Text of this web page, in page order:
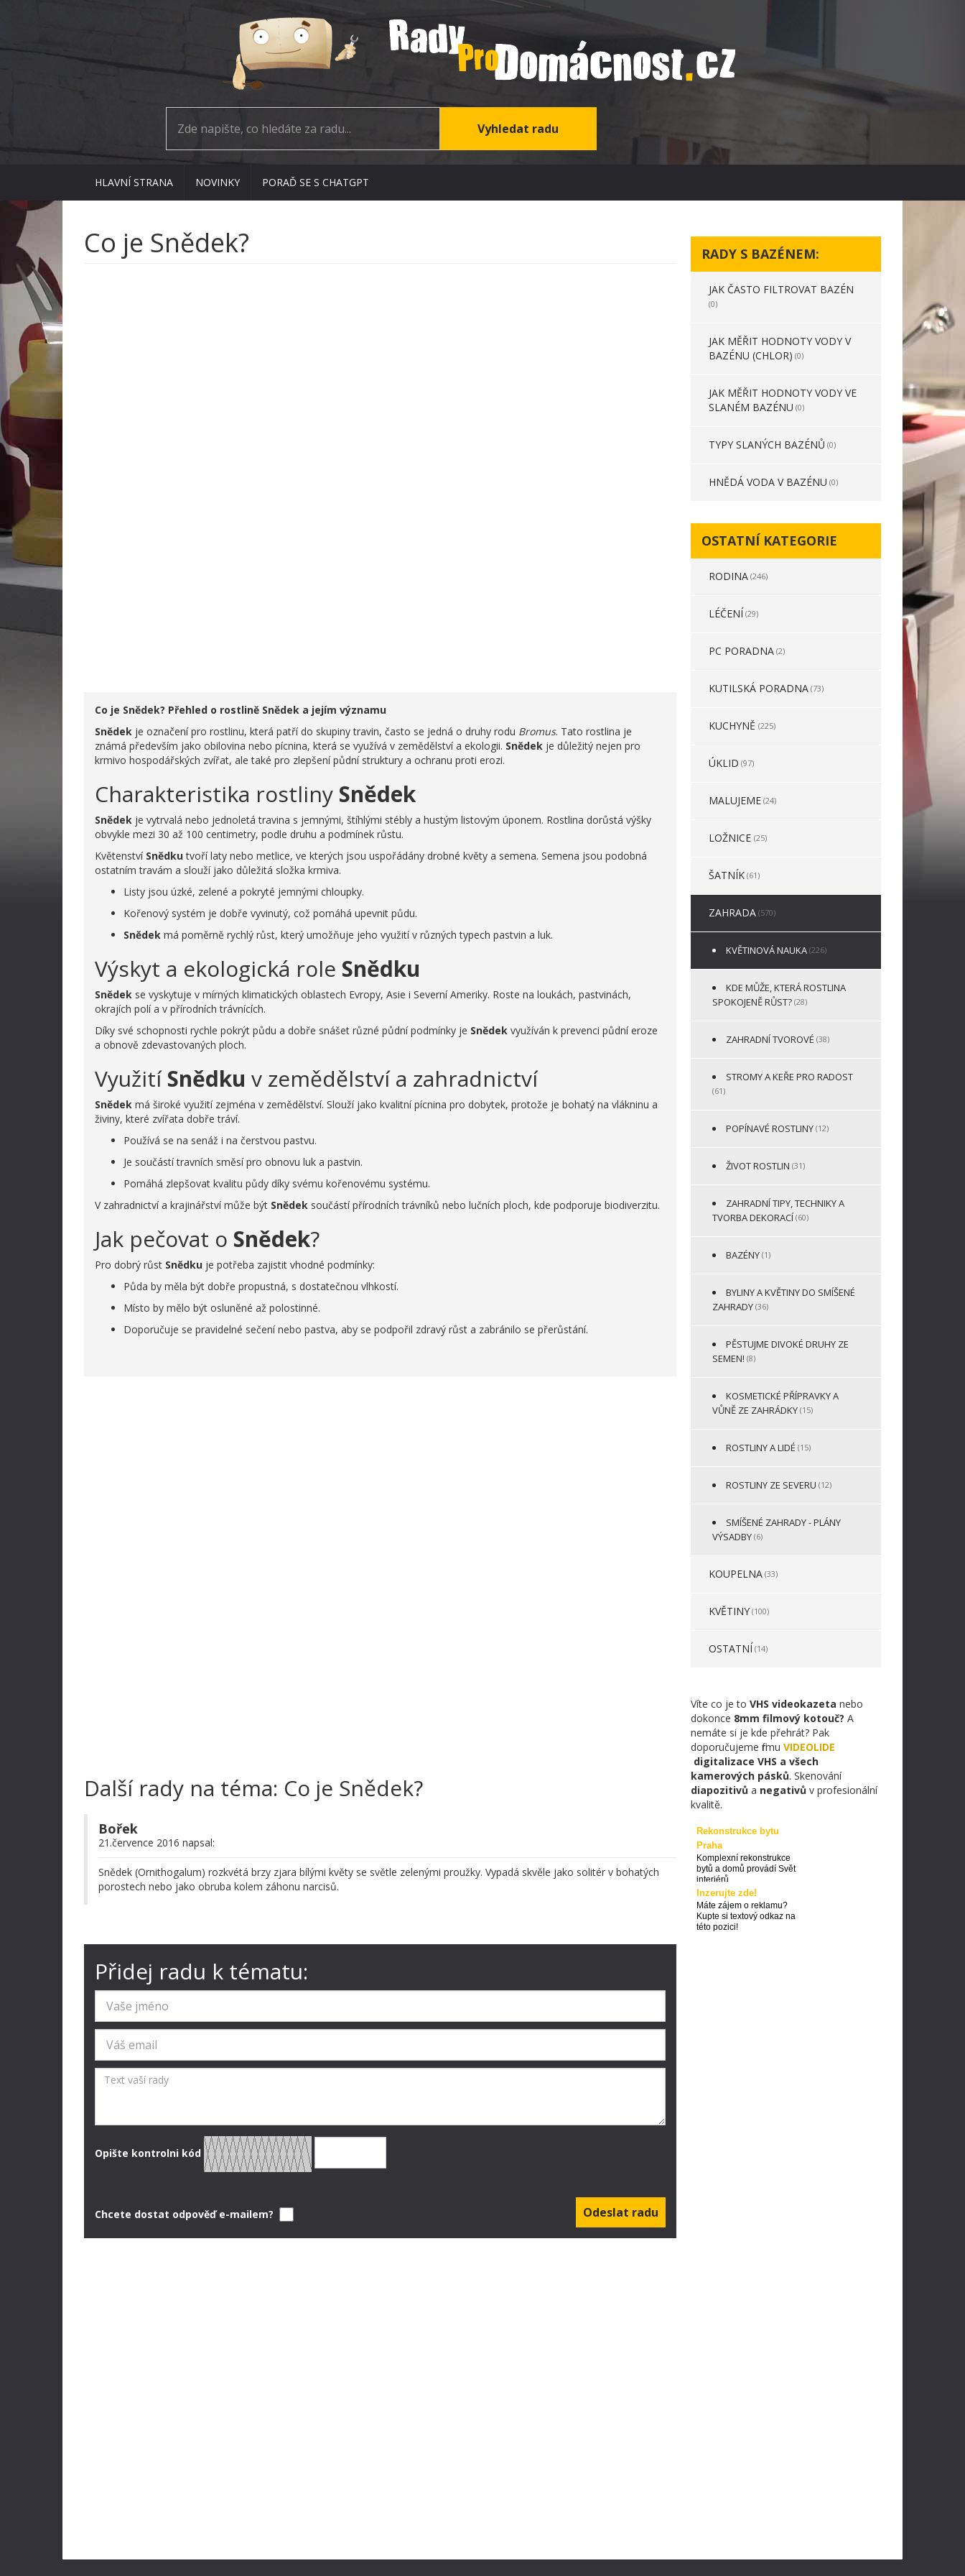
HLAVNÍ STRANA NOVINKY PORAĎ SE S CHATGPT
Co je Snědek?
Co je Snědek? Přehled o rostlině Snědek a jejím významu
Snědek je označení pro rostlinu, která patří do skupiny travin, často se jedná o druhy rodu Bromus. Tato rostlina je
známá především jako obilovina nebo pícnina, která se využívá v zemědělství a ekologii. Snědek je důležitý nejen pro
krmivo hospodářských zvířat, ale také pro zlepšení půdní struktury a ochranu proti erozi.
Charakteristika rostliny Snědek
Snědek je vytrvalá nebo jednoletá travina s jemnými, štíhlými stébly a hustým listovým úponem. Rostlina dorůstá výšky
obvykle mezi 30 až 100 centimetry, podle druhu a podmínek růstu.
Květenství Snědkutvoří laty nebo metlice, ve kterých jsou uspořádány drobné květy a semena. Semena jsou podobná
ostatním travám a slouží jako důležitá složka krmiva.
Listy jsou úzké, zelené a pokryté jemnými chloupky.
Kořenový systém je dobře vyvinutý, což pomáhá upevnit půdu.
Snědek má poměrně rychlý růst, který umožňuje jeho využití v různých typech pastvin a luk.
Výskyt a ekologická role Snědku
Snědek se vyskytuje v mírných klimatických oblastech Evropy, Asie i Severní Ameriky. Roste na loukách, pastvinách,
okrajích polí a v přírodních trávnících.
Díky své schopnosti rychle pokrýt půdu a dobře snášet různé půdní podmínky je Snědek využíván k prevenci půdní eroze
a obnově zdevastovaných ploch.
VyužitíSnědku v zemědělství a zahradnictví
Snědek má široké využití zejména v zemědělství. Slouží jako kvalitní pícnina pro dobytek, protože je bohatý na vlákninu a
živiny, které zvířata dobře tráví.
Používá se na senáž i na čerstvou pastvu.
Je součástí travních směsí pro obnovu luk a pastvin.
Pomáhá zlepšovat kvalitu půdy díky svému kořenovému systému.
V zahradnictví a krajinářství může být Snědek součástí přírodních trávníků nebo lučních ploch, kde podporuje biodiverzitu.
Jak pečovat o Snědek?
Pro dobrý růst Snědku je potřeba zajistit vhodné podmínky:
Půda by měla být dobře propustná, s dostatečnou vlhkostí.
Místo by mělo být osluněné až polostinné.
Doporučuje se pravidelné sečení nebo pastva, aby se podpořil zdravý růst a zabránilo se přerůstání.
Další rady na téma: Co je Snědek?
Bořek
21.července 2016 napsal:
Snědek (Ornithogalum) rozkvétá brzy zjara bílými květy se světle zelenými proužky. Vypadá skvěle jako solitér v bohatých
porostech nebo jako obruba kolem záhonu narcisů.
Přidej radu k tématu:
Opište kontrolni kód
Chcete dostat odpověď e-mailem?
RADY S BAZÉNEM:
JAK ČASTO FILTROVAT BAZÉN
(0)
JAK MĚŘIT HODNOTY VODY V
BAZÉNU (CHLOR) (0)
JAK MĚŘIT HODNOTY VODY VE
SLANÉM BAZÉNU (0)
TYPY SLANÝCH BAZÉNŮ (0)
HNĚDÁ VODA V BAZÉNU (0)
OSTATNÍ KATEGORIE
RODINA (246)
LÉČENÍ (29)
PC PORADNA (2)
KUTILSKÁ PORADNA (73)
KUCHYNĚ (225)
ÚKLID (97)
MALUJEME (24)
LOŽNICE (25)
ŠATNÍK (61)
ZAHRADA (570)
KVĚTINOVÁ NAUKA (226)
KDE MŮŽE, KTERÁ ROSTLINA
SPOKOJENĚ RŮST? (28)
ZAHRADNÍ TVOROVÉ (38)
STROMY A KEŘE PRO RADOST
(61)
POPÍNAVÉ ROSTLINY (12)
ŽIVOT ROSTLIN (31)
ZAHRADNÍ TIPY, TECHNIKY A
TVORBA DEKORACÍ (60)
BAZÉNY (1)
BYLINY A KVĚTINY DO SMÍŠENÉ
ZAHRADY (36)
PĚSTUJME DIVOKÉ DRUHY ZE
SEMEN! (8)
KOSMETICKÉ PŘÍPRAVKY A
VŮNĚ ZE ZAHRÁDKY (15)
ROSTLINY A LIDÉ (15)
ROSTLINY ZE SEVERU (12)
SMÍŠENÉ ZAHRADY - PLÁNY
VÝSADBY (6)
KOUPELNA (33)
KVĚTINY (100)
OSTATNÍ (14)
Víte co je to VHS videokazeta nebo
dokonce 8mm filmový kotouč? A
nemáte si je kde přehrát? Pak
doporučujeme firmu VIDEOLIDE
digitalizace VHS a všech
kamerových pásků. Skenování
diapozitivů a negativů v profesionální
kvalitě.
Rekonstrukce bytu
Praha
Komplexní rekonstrukce
bytů a domů provádí Svět
interiérů
Inzerujte zde!
Máte zájem o reklamu?
Kupte si textový odkaz na
této pozici!